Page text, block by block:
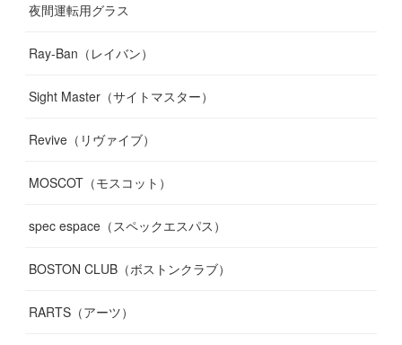
夜間運転用グラス
Ray-Ban（レイバン）
Sight Master（サイトマスター）
Revive（リヴァイブ）
MOSCOT（モスコット）
spec espace（スペックエスパス）
BOSTON CLUB（ボストンクラブ）
RARTS（アーツ）